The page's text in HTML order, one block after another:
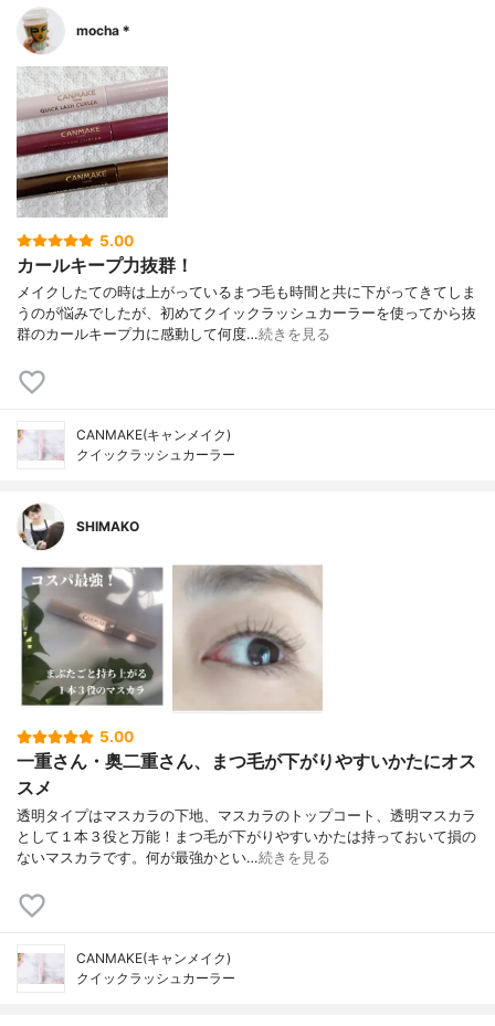
mocha＊
5.00
カールキープ力抜群！
メイクしたての時は上がっているまつ毛も時間と共に下がってきてしま
うのが悩みでしたが、初めてクイックラッシュカーラーを使ってから抜
群のカールキープ力に感動して何度…続きを見る
CANMAKE(キャンメイク)
クイックラッシュカーラー
SHIMAKO
5.00
一重さん・奥二重さん、まつ毛が下がりやすいかたにオス
スメ
透明タイプはマスカラの下地、マスカラのトップコート、透明マスカラ
として１本３役と万能！まつ毛が下がりやすいかたは持っておいて損の
ないマスカラです。何が最強かとい…続きを見る
CANMAKE(キャンメイク)
クイックラッシュカーラー